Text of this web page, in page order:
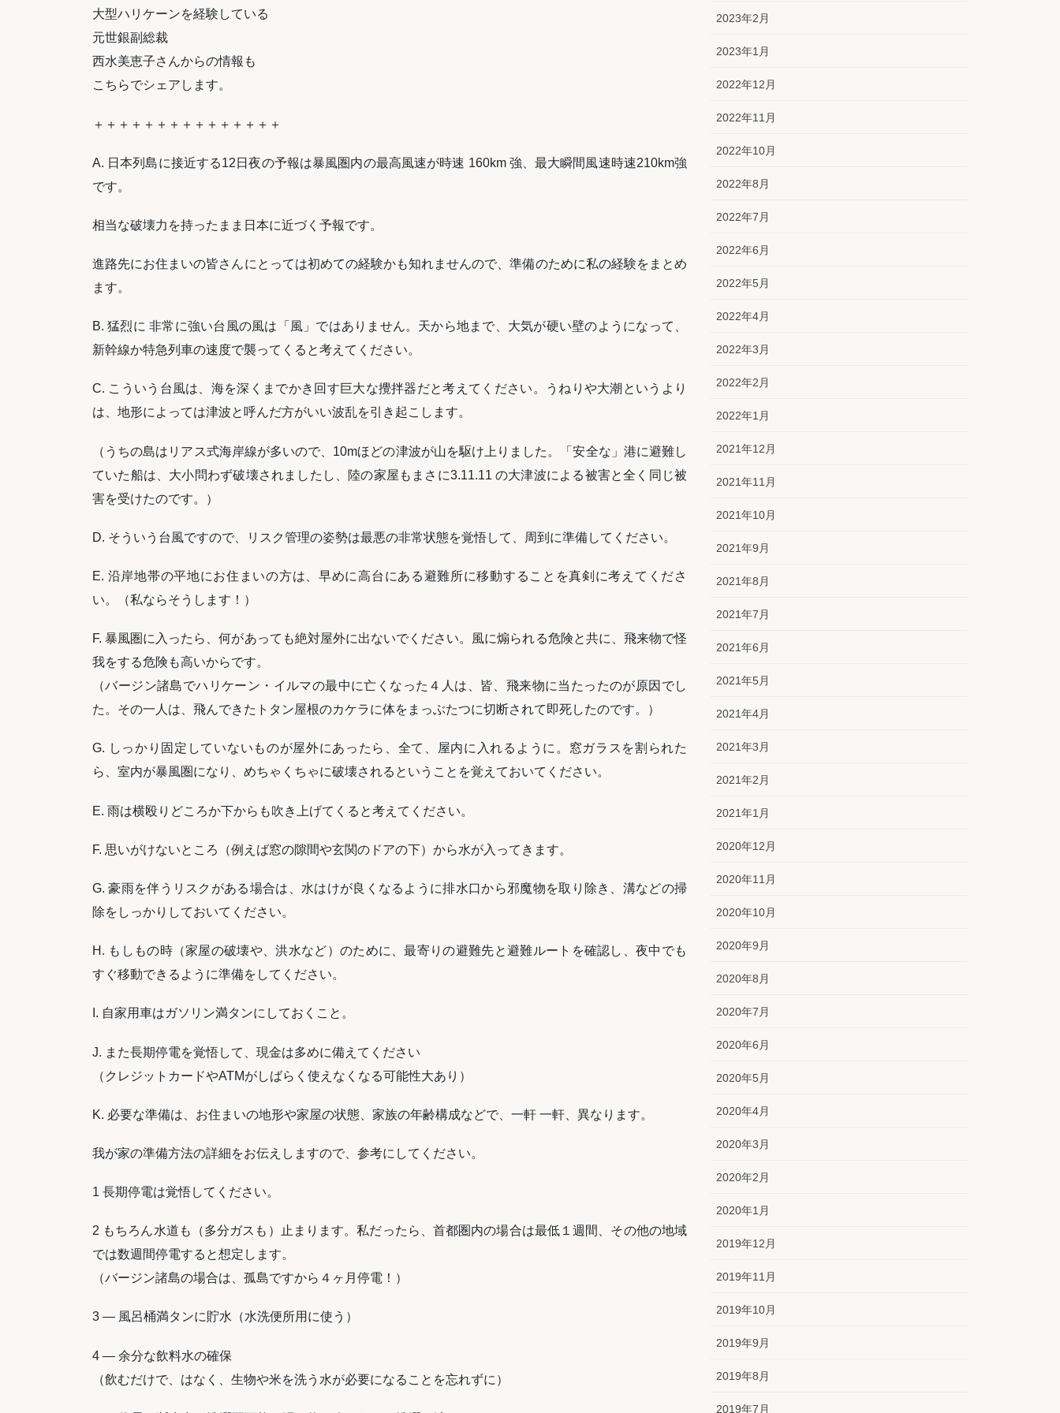
大型ハリケーンを経験している
元世銀副総裁
西水美恵子さんからの情報も
こちらでシェアします。
＋＋＋＋＋＋＋＋＋＋＋＋＋＋＋
A. 日本列島に接近する12日夜の予報は暴風圏内の最高風速が時速 160km 強、最大瞬間風速時速210km強
です。
相当な破壊力を持ったまま日本に近づく予報です。
進路先にお住まいの皆さんにとっては初めての経験かも知れませんので、準備のために私の経験をまとめ
ます。
B. 猛烈に 非常に強い台風の風は「風」ではありません。天から地まで、大気が硬い壁のようになって、
新幹線か特急列車の速度で襲ってくると考えてください。
C. こういう台風は、海を深くまでかき回す巨大な攪拌器だと考えてください。うねりや大潮というより
は、地形によっては津波と呼んだ方がいい波乱を引き起こします。
（うちの島はリアス式海岸線が多いので、10mほどの津波が山を駆け上りました。「安全な」港に避難し
ていた船は、大小問わず破壊されましたし、陸の家屋もまさに3.11.11 の大津波による被害と全く同じ被
害を受けたのです。）
D. そういう台風ですので、リスク管理の姿勢は最悪の非常状態を覚悟して、周到に準備してください。
E. 沿岸地帯の平地にお住まいの方は、早めに高台にある避難所に移動することを真剣に考えてくださ
い。（私ならそうします！）
F. 暴風圏に入ったら、何があっても絶対屋外に出ないでください。風に煽られる危険と共に、飛来物で怪
我をする危険も高いからです。
（バージン諸島でハリケーン・イルマの最中に亡くなった４人は、皆、飛来物に当たったのが原因でし
た。その一人は、飛んできたトタン屋根のカケラに体をまっぶたつに切断されて即死したのです。）
G. しっかり固定していないものが屋外にあったら、全て、屋内に入れるように。窓ガラスを割られた
ら、室内が暴風圏になり、めちゃくちゃに破壊されるということを覚えておいてください。
E. 雨は横殴りどころか下からも吹き上げてくると考えてください。
F. 思いがけないところ（例えば窓の隙間や玄関のドアの下）から水が入ってきます。
G. 豪雨を伴うリスクがある場合は、水はけが良くなるように排水口から邪魔物を取り除き、溝などの掃
除をしっかりしておいてください。
H. もしもの時（家屋の破壊や、洪水など）のために、最寄りの避難先と避難ルートを確認し、夜中でも
すぐ移動できるように準備をしてください。
I. 自家用車はガソリン満タンにしておくこと。
J. また長期停電を覚悟して、現金は多めに備えてください
（クレジットカードやATMがしばらく使えなくなる可能性大あり）
K. 必要な準備は、お住まいの地形や家屋の状態、家族の年齢構成などで、一軒 一軒、異なります。
我が家の準備方法の詳細をお伝えしますので、参考にしてください。
1 長期停電は覚悟してください。
2 もちろん水道も（多分ガスも）止まります。私だったら、首都圏内の場合は最低１週間、その他の地域
では数週間停電すると想定します。
（バージン諸島の場合は、孤島ですから４ヶ月停電！）
3 — 風呂桶満タンに貯水（水洗便所用に使う）
4 — 余分な飲料水の確保
（飲むだけで、はなく、生物や米を洗う水が必要になることを忘れずに）
2023年2月
2023年1月
2022年12月
2022年11月
2022年10月
2022年8月
2022年7月
2022年6月
2022年5月
2022年4月
2022年3月
2022年2月
2022年1月
2021年12月
2021年11月
2021年10月
2021年9月
2021年8月
2021年7月
2021年6月
2021年5月
2021年4月
2021年3月
2021年2月
2021年1月
2020年12月
2020年11月
2020年10月
2020年9月
2020年8月
2020年7月
2020年6月
2020年5月
2020年4月
2020年3月
2020年2月
2020年1月
2019年12月
2019年11月
2019年10月
2019年9月
2019年8月
2019年7月